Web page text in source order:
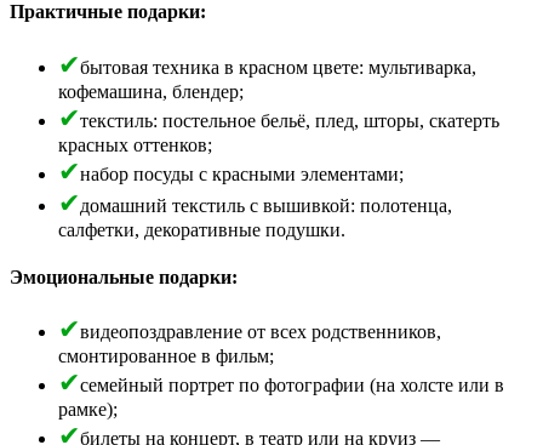
Практичные подарки:
бытовая техника в красном цвете: мультиварка,
кофемашина, блендер;
текстиль: постельное бельё, плед, шторы, скатерть
красных оттенков;
набор посуды с красными элементами;
домашний текстиль с вышивкой: полотенца,
салфетки, декоративные подушки.
Эмоциональные подарки:
видеопоздравление от всех родственников,
смонтированное в фильм;
семейный портрет по фотографии (на холсте или в
рамке);
билеты на концерт, в театр или на круиз —